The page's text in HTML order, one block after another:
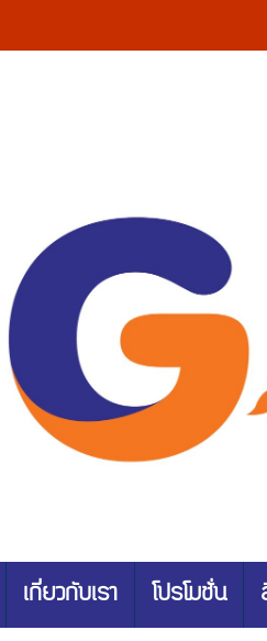
เกี่ยวกับเรา โปรโมชั่น